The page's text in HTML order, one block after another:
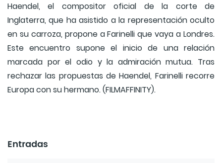
Haendel, el compositor oficial de la corte de
Inglaterra, que ha asistido a la representación oculto
en su carroza, propone a Farinelli que vaya a Londres.
Este encuentro supone el inicio de una relación
marcada por el odio y la admiración mutua. Tras
rechazar las propuestas de Haendel, Farinelli recorre
Europa con su hermano. (FILMAFFINITY).
Entradas